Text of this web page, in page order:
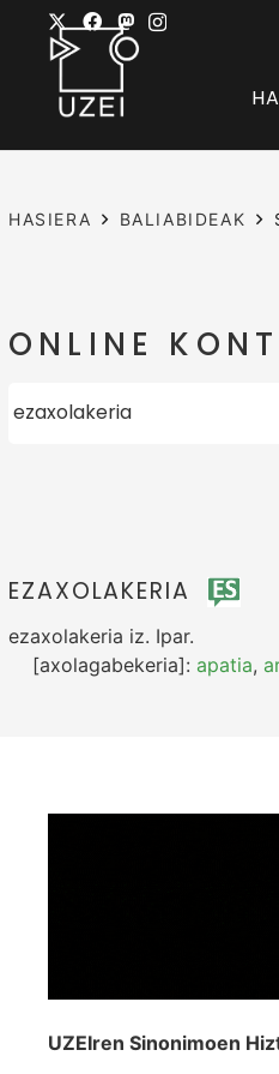
HASIERA BALIABIDEAK
ONLINE
EZAXOLAKERIA
ezaxolakeria iz. Ipar.
[axolagabekeria]: apatia,
UZEIren Sinonimoen